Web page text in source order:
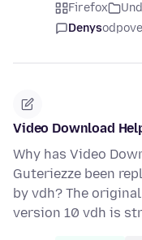
Firefox
Denys
Video Download
Why has Video
Guteriezze been
by vdh? The
version 10 vdh is